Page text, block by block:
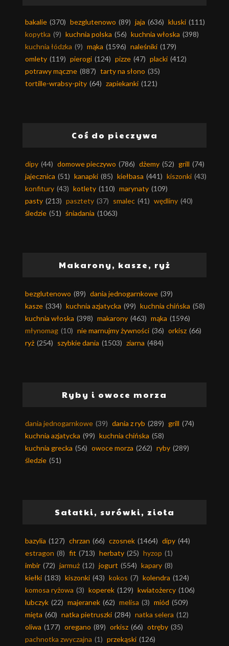
bakalie (370) bezglutenowo (89) jaja (636) kluski (111)
kopytka (9) kuchnia polska (56) kuchnia włoska (398)
kuchnia łódzka (9) mąka (1596) naleśniki (179)
omlety (119) pierogi (124) pizze (47) placki (412)
potrawy mączne (887) tarty na słono (35)
tortille-wrabsy-pity (64) zapiekanki (121)
Coś do pieczywa
dipy (44) domowe pieczywo (786) dżemy (52) grill (74)
jajecznica (51) kanapki (85) kiełbasa (441) kiszonki (43)
konfitury (43) kotlety (110) marynaty (109)
pasty (213) pasztety (37) smalec (41) wędliny (40)
śledzie (51) śniadania (1063)
Makarony, kasze, ryż
bezglutenowo (89) dania jednogarnkowe (39)
kasze (334) kuchnia azjatycka (99) kuchnia chińska (58)
kuchnia włoska (398) makarony (463) mąka (1596)
młynomag (10) nie marnujmy żywności (36) orkisz (66)
ryż (254) szybkie dania (1503) ziarna (484)
Ryby i owoce morza
dania jednogarnkowe (39) dania z ryb (289) grill (74)
kuchnia azjatycka (99) kuchnia chińska (58)
kuchnia grecka (56) owoce morza (262) ryby (289)
śledzie (51)
Sałatki, surówki, zioła
bazylia (127) chrzan (66) czosnek (1464) dipy (44)
estragon (8) fit (713) herbaty (25) hyzop (1)
imbir (72) jarmuż (12) jogurt (554) kapary (8)
kiełki (183) kiszonki (43) kokos (7) kolendra (124)
komosa ryżowa (3) koperek (129) kwiatożercy (106)
lubczyk (22) majeranek (62) melisa (3) miód (509)
mięta (60) natka pietruszki (284) natka selera (12)
oliwa (177) oregano (89) orkisz (66) otręby (35)
pachnotka zwyczajna (1) przekąski (126)